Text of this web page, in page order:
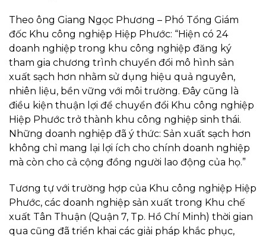
Theo ông Giang Ngọc Phương – Phó Tổng Giám
đốc Khu công nghiệp Hiệp Phước: “Hiện có 24
doanh nghiệp trong khu công nghiệp đăng ký
tham gia chương trình chuyển đổi mô hình sản
xuất sạch hơn nhằm sử dụng hiệu quả nguyên,
nhiên liệu, bền vững với môi trường. Đây cũng là
điều kiện thuận lợi để chuyển đổi Khu công nghiệp
Hiệp Phước trở thành khu công nghiệp sinh thái.
Những doanh nghiệp đã ý thức: Sản xuất sạch hơn
không chỉ mang lại lợi ích cho chính doanh nghiệp
mà còn cho cả cộng đồng người lao động của họ.”
Tương tự với trường hợp của Khu công nghiệp Hiệp
Phước, các doanh nghiệp sản xuất trong Khu chế
xuất Tân Thuận (Quận 7, Tp. Hồ Chí Minh) thời gian
qua cũng đã triển khai các giải pháp khắc phục,